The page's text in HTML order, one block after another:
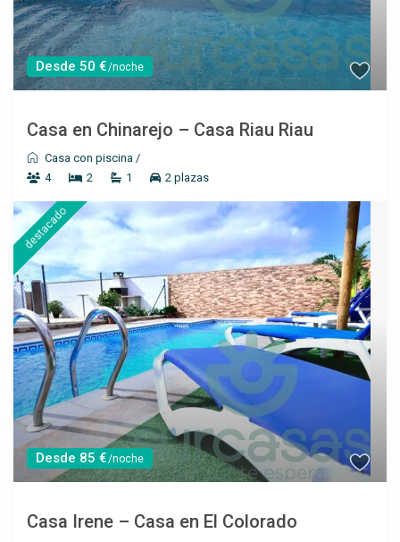
Ver más
Desde 100 €/por noche
Casa Úrsula II
Ver más
Desde 50 €/noche
Casa en Chinarejo – Casa Riau Riau
Casa con piscina /
4
2 1 2 plazas
Desde 85 €/noche
destacado
Casa Irene – Casa en El Colorado